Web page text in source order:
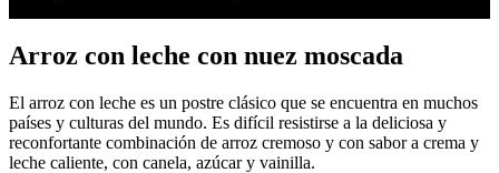
Arroz con leche con nuez moscada
El arroz con leche es un postre clásico que se encuentra en muchos
países y culturas del mundo. Es difícil resistirse a la deliciosa y
reconfortante combinación de arroz cremoso y con sabor a crema y
leche caliente, con canela, azúcar y vainilla.